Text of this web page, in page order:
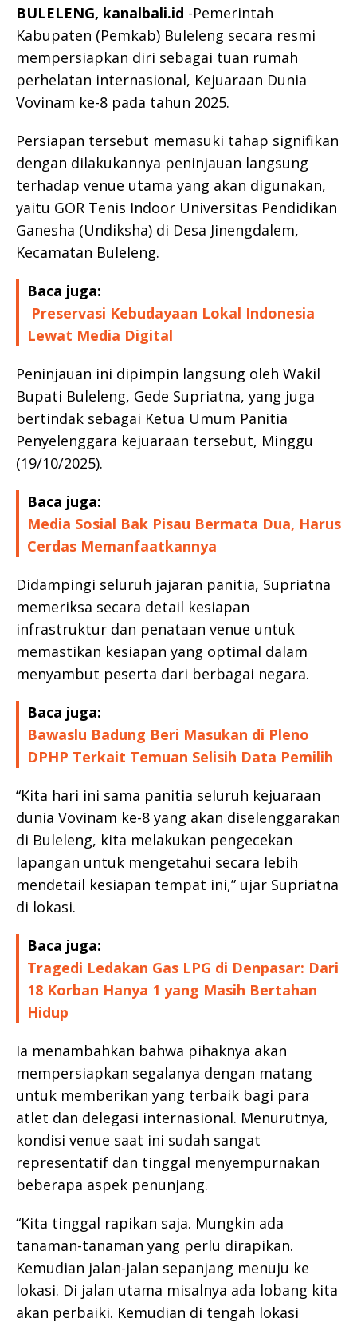
BULELENG, kanalbali.id -Pemerintah
Kabupaten (Pemkab) Buleleng secara resmi
mempersiapkan diri sebagai tuan rumah
perhelatan internasional, Kejuaraan Dunia
Vovinam ke-8 pada tahun 2025.
Persiapan tersebut memasuki tahap signifikan
dengan dilakukannya peninjauan langsung
terhadap venue utama yang akan digunakan,
yaitu GOR Tenis Indoor Universitas Pendidikan
Ganesha (Undiksha) di Desa Jinengdalem,
Kecamatan Buleleng.
Baca juga:
Preservasi Kebudayaan Lokal Indonesia
Lewat Media Digital
Peninjauan ini dipimpin langsung oleh Wakil
Bupati Buleleng, Gede Supriatna, yang juga
bertindak sebagai Ketua Umum Panitia
Penyelenggara kejuaraan tersebut, Minggu
(19/10/2025).
Baca juga:
Media Sosial Bak Pisau Bermata Dua, Harus
Cerdas Memanfaatkannya
Didampingi seluruh jajaran panitia, Supriatna
memeriksa secara detail kesiapan
infrastruktur dan penataan venue untuk
memastikan kesiapan yang optimal dalam
menyambut peserta dari berbagai negara.
Baca juga:
Bawaslu Badung Beri Masukan di Pleno
DPHP Terkait Temuan Selisih Data Pemilih
“Kita hari ini sama panitia seluruh kejuaraan
dunia Vovinam ke-8 yang akan diselenggarakan
di Buleleng, kita melakukan pengecekan
lapangan untuk mengetahui secara lebih
mendetail kesiapan tempat ini,” ujar Supriatna
di lokasi.
Baca juga:
Tragedi Ledakan Gas LPG di Denpasar: Dari
18 Korban Hanya 1 yang Masih Bertahan
Hidup
Ia menambahkan bahwa pihaknya akan
mempersiapkan segalanya dengan matang
untuk memberikan yang terbaik bagi para
atlet dan delegasi internasional. Menurutnya,
kondisi venue saat ini sudah sangat
representatif dan tinggal menyempurnakan
beberapa aspek penunjang.
“Kita tinggal rapikan saja. Mungkin ada
tanaman-tanaman yang perlu dirapikan.
Kemudian jalan-jalan sepanjang menuju ke
lokasi. Di jalan utama misalnya ada lobang kita
akan perbaiki. Kemudian di tengah lokasi